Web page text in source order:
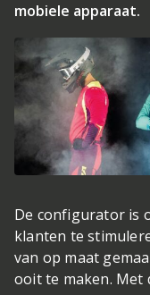
mobiele apparaat.
De configurator is
klanten te
van op maat
ooit te maken. Met